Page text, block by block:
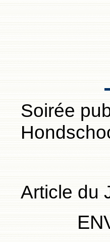
Soirée
Article du